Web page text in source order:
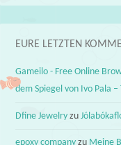
EURE LETZTEN
Gameilo - Free Online
dem Spiegel von Ivo Pala
Dfine Jewelry zu
epoxy company zu Meine